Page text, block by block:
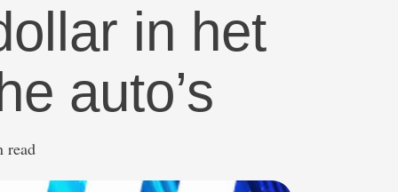
in het
auto’s
read